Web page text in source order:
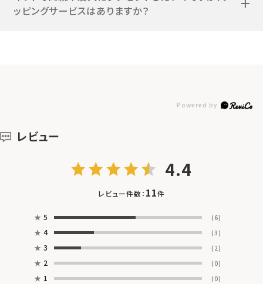
ッピングサービスはありますか？
レビュー
4.4
レビュー件数： 11件
★ 5 (6)
★ 4 (3)
★ 3 (2)
★ 2 (0)
★ 1 (0)